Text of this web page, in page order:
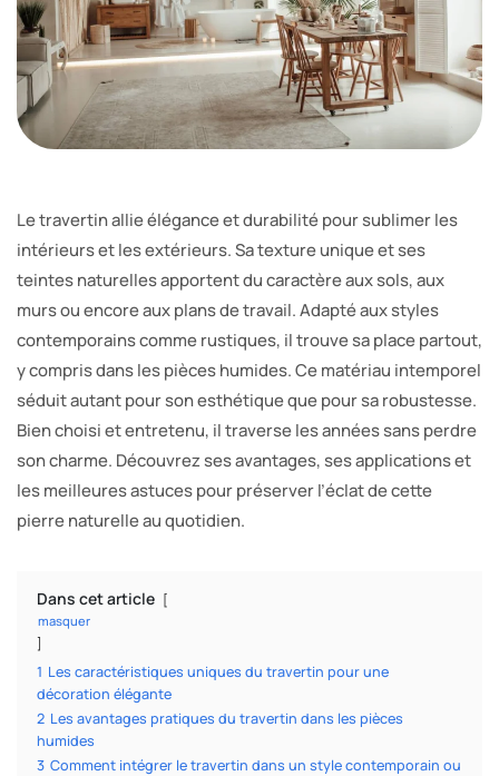
Le travertin allie élégance et durabilité pour sublimer les
intérieurs et les extérieurs. Sa texture unique et ses
teintes naturelles apportent du caractère aux sols, aux
murs ou encore aux plans de travail. Adapté aux styles
contemporains comme rustiques, il trouve sa place partout,
y compris dans les pièces humides. Ce matériau intemporel
séduit autant pour son esthétique que pour sa robustesse.
Bien choisi et entretenu, il traverse les années sans perdre
son charme. Découvrez ses avantages, ses applications et
les meilleures astuces pour préserver l’éclat de cette
pierre naturelle au quotidien.
Dans cet article
masquer
1 Les caractéristiques uniques du travertin pour une
décoration élégante
2 Les avantages pratiques du travertin dans les pièces
humides
3 Comment intégrer le travertin dans un style contemporain ou